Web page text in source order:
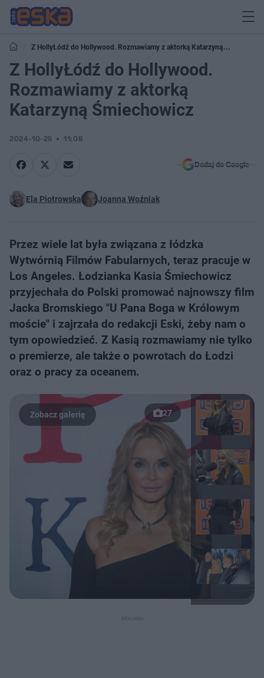
Z HollyŁódź do Hollywood. Rozmawiamy z aktorką Katarzyną
Śmiechowicz
Z HollyŁódź do Hollywood.
Rozmawiamy z aktorką
Katarzyną Śmiechowicz
2024-10-25 11:08
Dodaj do Google
Ela Piotrowska Joanna Woźniak
Przez wiele lat była związana z łódzka
Wytwórnią Filmów Fabularnych, teraz pracuje w
Los Angeles. Łodzianka Kasia Śmiechowicz
przyjechała do Polski promować najnowszy film
Jacka Bromskiego "U Pana Boga w Królowym
moście" i zajrzała do redakcji Eski, żeby nam o
tym opowiedzieć. Z Kasią rozmawiamy nie tylko
o premierze, ale także o powrotach do Łodzi
oraz o pracy za oceanem.
27